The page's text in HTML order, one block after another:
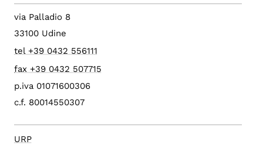
via Palladio 8
33100 Udine
tel +39 0432 556111
fax +39 0432 507715
p.iva 01071600306
c.f. 80014550307
URP